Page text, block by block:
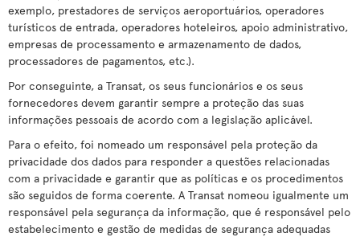
exemplo, prestadores de serviços aeroportuários, operadores
turísticos de entrada, operadores hoteleiros, apoio administrativo,
empresas de processamento e armazenamento de dados,
processadores de pagamentos, etc.).
Por conseguinte, a Transat, os seus funcionários e os seus
fornecedores devem garantir sempre a proteção das suas
informações pessoais de acordo com a legislação aplicável.
Para o efeito, foi nomeado um responsável pela proteção da
privacidade dos dados para responder a questões relacionadas
com a privacidade e garantir que as políticas e os procedimentos
são seguidos de forma coerente. A Transat nomeou igualmente um
responsável pela segurança da informação, que é responsável pelo
estabelecimento e gestão de medidas de segurança adequadas